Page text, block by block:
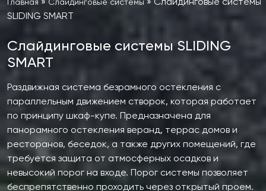
SLIDING SMART
Слайдинговые системы SLIDING
SMART
Раздвижная система безрамного остекления с
параллельным движением створок, которая работает
по принципу шкаф-купе. Предназначена для
панорамного остекления веранд, террас домов и
ресторанов, беседок, а также других помещений, где
требуется защита от атмосферных осадков и
невысокий порог на входе. Порог системы позволяет
беспрепятственно проходить через открытый проем.